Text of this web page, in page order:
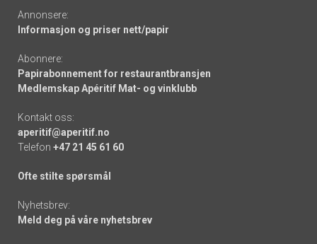
Annonsere:
Informasjon og priser nett/papir
Abonnere:
Papirabonnement for restaurantbransjen
Medlemskap Apéritif Mat- og vinklubb
Kontakt oss:
aperitif@aperitif.no
Telefon +47 21 45 61 60
Ofte stilte spørsmål
Nyhetsbrev:
Meld deg på våre nyhetsbrev